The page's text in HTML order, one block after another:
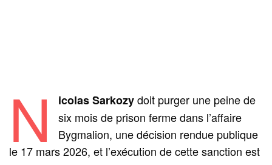
N icolas Sarkozydoit purger une peine de
six mois de prison ferme dans l’affaire
Bygmalion, une décision rendue publique
le 17 mars 2026, et l’exécution de cette sanction est